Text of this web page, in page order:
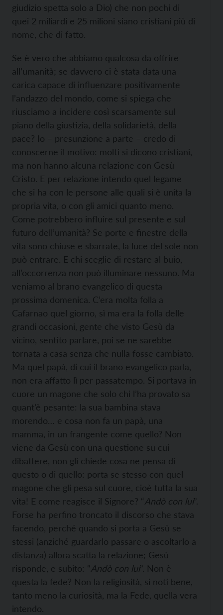
giudizio spetta solo a Dio) che non pochi di
quei 2 miliardi e 25 milioni siano cristiani più di
nome, che di fatto.
Se è vero che abbiamo qualcosa da offrire
all’umanità; se davvero ci è stata data una
carica capace di influenzare positivamente
l’andazzo del mondo, come si spiega che
riusciamo a incidere così scarsamente sul
piano della giustizia, della solidarietà, della
pace? Io – presunzione a parte – credo di
conoscerne il motivo: molti si dicono cristiani,
ma non hanno alcuna relazione con Gesù
Cristo. E per relazione intendo quel legame
che si ha con le persone alle quali si è unita la
propria vita, o con gli amici quanto meno.
Come potrebbero influire sul presente e sul
futuro dell’umanità? Se porte e finestre della
vita sono chiuse e sbarrate, la luce del sole non
può entrare. E chi sceglie di restare al buio,
all’occorrenza non può illuminare nessuno. Ma
veniamo al brano evangelico di questa
prossima domenica. C’era molta folla a
Cafarnao quel giorno, sì ma era la folla delle
grandi occasioni, gente che visto Gesù da
vicino, sentito parlare, poi se ne sarebbe
tornata a casa senza che nulla fosse cambiato.
Ma quel papà, di cui il brano evangelico parla,
non era affatto lì per passatempo. Si portava in
cuore un magone che solo chi l’ha provato sa
quant’è pesante: la sua bambina stava
morendo… e cosa non fa un papà, una
mamma, in un frangente come quello? Non
viene da Gesù con una questione su cui
dibattere, non gli chiede cosa ne pensa di
questo o di quello: porta se stesso con quel
magone che gli pesa sul cuore, cioè tutta la sua
vita! E come reagisce il Signore? “Andò con lui”.
Forse ha perfino troncato il discorso che stava
facendo, perché quando si porta a Gesù se
stessi (anziché guardarlo passare o ascoltarlo a
distanza) allora scatta la relazione; Gesù
risponde, e subito: “Andò con lui”. Non è
questa la fede? Non la religiosità, si noti bene,
tanto meno la curiosità, ma la Fede, quella vera
intendo.